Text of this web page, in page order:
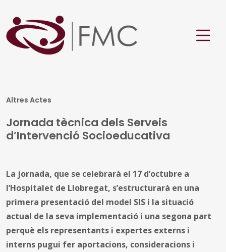
Altres Actes
Jornada tècnica dels Serveis
d’Intervenció Socioeducativa
La jornada, que se celebrarà el 17 d’octubre a
l’Hospitalet de Llobregat, s’estructurarà en una
primera presentació del model SIS i la situació
actual de la seva implementació i una segona part
perquè els representants i expertes externs i
interns pugui fer aportacions, consideracions i